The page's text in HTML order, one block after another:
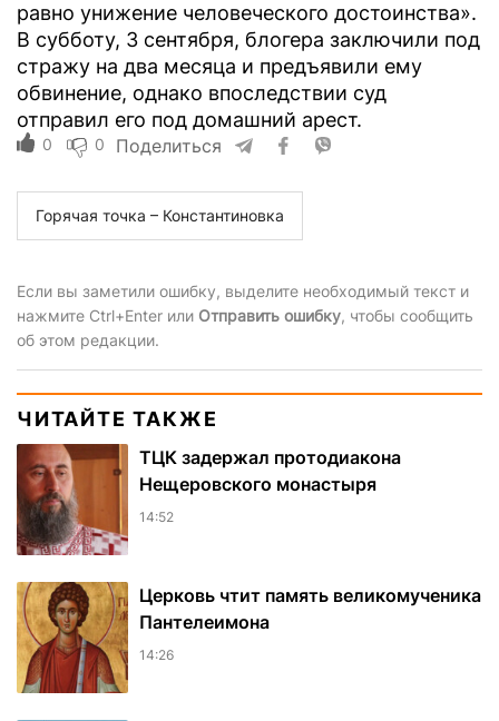
равно унижение человеческого достоинства».
В субботу, 3 сентября, блогера заключили под
стражу на два месяца и предъявили ему
обвинение, однако впоследствии суд
отправил его под домашний арест.
0 0 Поделиться
Горячая точка – Константиновка
Если вы заметили ошибку, выделите необходимый текст и
нажмите Ctrl+Enter или Отправить ошибку, чтобы сообщить
об этом редакции.
ЧИТАЙТЕ ТАКЖЕ
ТЦК задержал протодиакона
Нещеровского монастыря
14:52
Церковь чтит память великомученика
Пантелеимона
14:26